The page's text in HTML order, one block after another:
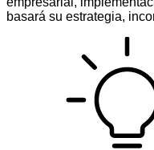
basará su estrategia,